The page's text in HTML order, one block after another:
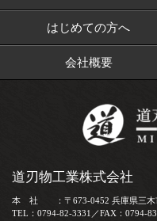
はじめての方へ
会社概要
道刃物工業株式会社
本 社 ：〒673-0452 兵庫県三木
TEL：0794-82-3331／FAX：0794-